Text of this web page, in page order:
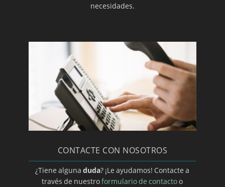
necesidades.
CONTACTE CON NOSOTROS
¿Tiene alguna duda? ¡Le ayudamos! Contacte a
través de nuestroformulario de contactoo